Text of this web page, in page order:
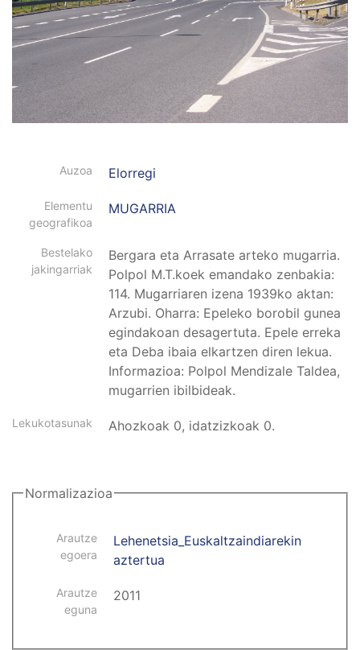
Auzoa Elorregi
Elementu
geografikoa
MUGARRIA
Bestelako
jakingarriak
Bergara eta Arrasate arteko mugarria.
Polpol M.T.koek emandako zenbakia:
114. Mugarriaren izena 1939ko aktan:
Arzubi. Oharra: Epeleko borobil gunea
egindakoan desagertuta. Epele erreka
eta Deba ibaia elkartzen diren lekua.
Informazioa: Polpol Mendizale Taldea,
mugarrien ibilbideak.
Lekukotasunak Ahozkoak 0, idatzizkoak 0.
Normalizazioa
Arautze
egoera
Lehenetsia_Euskaltzaindiarekin
aztertua
Arautze
eguna
2011